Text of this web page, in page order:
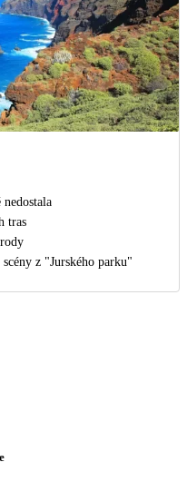
tras
z "Jurského parku"